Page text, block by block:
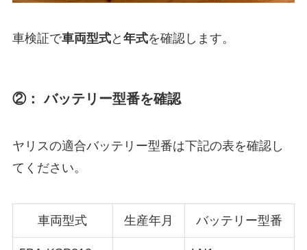
車検証で車両型式と 年式を確認します。
②： バッテリー型番を確認
ヤリスの適合バッテリー型番は下記の表を確認し
てください。
車両型式 生産年月 バッテリー型番